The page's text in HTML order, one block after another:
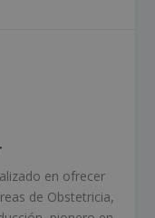
en ofrecer
de Obstetricia,